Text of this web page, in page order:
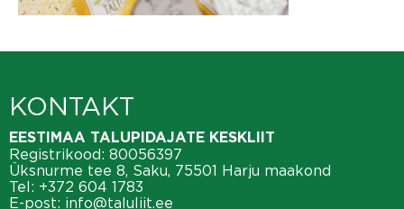
KONTAKT
EESTIMAA TALUPIDAJATE KESKLIIT
Registrikood: 80056397
Üksnurme tee 8, Saku, 75501 Harju maakond
Tel: +372 604 1783
E-post: info@taluliit.ee